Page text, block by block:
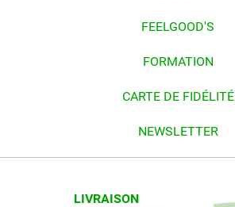
FEELGOOD'S
FORMATION
CARTE DE FIDÉLITÉ
NEWSLETTER
LIVRAISON